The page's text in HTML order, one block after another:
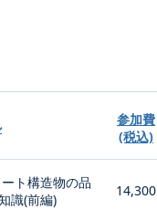
参加費
(税込)
ト構造物の品
識(前編)
14,300